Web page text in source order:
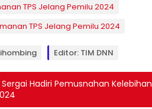
TPS Jelang Pemilu 2024
TPS Jelang Pemilu 2024
Editor: TIM DNN
Hadiri Pemusnahan